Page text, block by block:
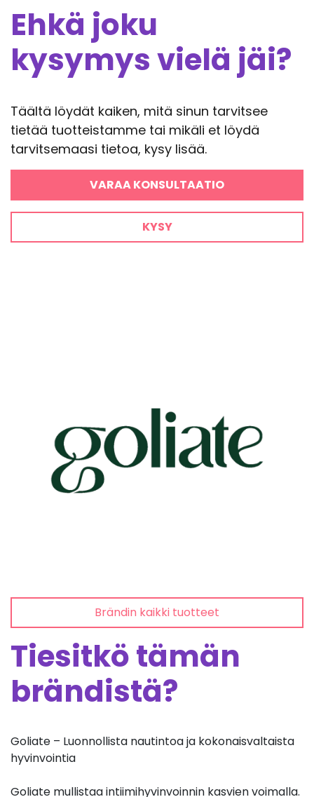
Ehkä joku
kysymys vielä jäi?
Täältä löydät kaiken, mitä sinun tarvitsee
tietää tuotteistamme tai mikäli et löydä
tarvitsemaasi tietoa, kysy lisää.
VARAA KONSULTAATIO
KYSY
Brändin kaikki tuotteet
Tiesitkö tämän
brändistä?
Goliate – Luonnollista nautintoa ja kokonaisvaltaista
hyvinvointia
Goliate mullistaa intiimihyvinvoinnin kasvien voimalla.